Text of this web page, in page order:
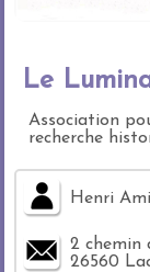
Le
Association
recherche
Henri
2 chemin
26560